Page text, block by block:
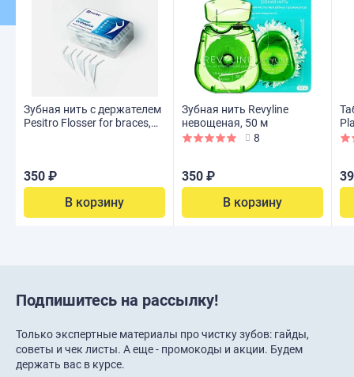
Зубная нить с держателем
Pesitro Flosser for braces,
350 ₽
В корзину
Зубная нить Revyline
невощеная, 50 м
8
350 ₽
В корзину
шт
Подпишитесь на рассылку!
Только экспертные материалы про чистку зубов: гайды,
советы и чек листы. А еще - промокоды и акции. Будем
держать вас в курсе.